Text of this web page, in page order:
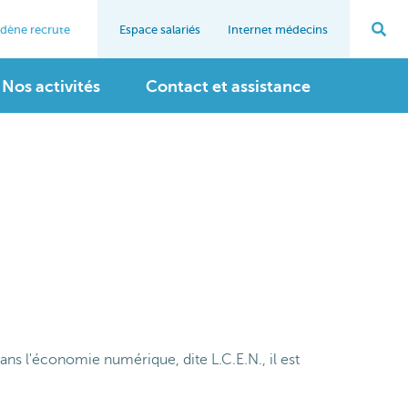
recrute
Navigation
interne
Espace salariés Internet médecins
Nos activités Contact et assistance
l'économie numérique, dite L.C.E.N., il est